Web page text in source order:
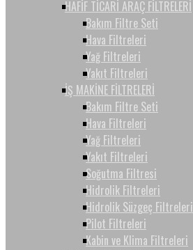
HAFİF TİCARİ ARAÇ FİLTRELERİ
Bakım Filtre Seti
Hava Filtreleri
Yağ Filtreleri
Yakıt Filtreleri
İŞ MAKİNE FİLTRELERİ
Bakım Filtre Seti
Hava Filtreleri
Yağ Filtreleri
Yakıt Filtreleri
Soğutma Filtresi
Hidrolik Filtreleri
Hidrolik Süzgeç Filtreleri
Pilot Filtreleri
Kabin ve Klima Filtreleri